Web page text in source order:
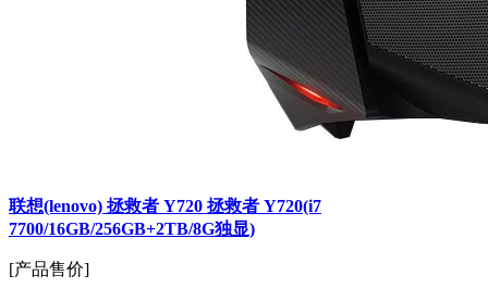
联想(lenovo) 拯救者 Y720 拯救者 Y720(i7
7700/16GB/256GB+2TB/8G独显)
[产品售价]